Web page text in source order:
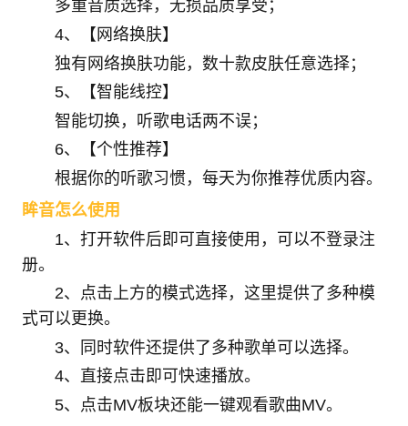
多重音质选择，无损品质享受；
4、【网络换肤】
独有网络换肤功能，数十款皮肤任意选择；
5、【智能线控】
智能切换，听歌电话两不误；
6、【个性推荐】
根据你的听歌习惯，每天为你推荐优质内容。
眸音怎么使用
1、打开软件后即可直接使用，可以不登录注
册。
2、点击上方的模式选择，这里提供了多种模
式可以更换。
3、同时软件还提供了多种歌单可以选择。
4、直接点击即可快速播放。
5、点击MV板块还能一键观看歌曲MV。